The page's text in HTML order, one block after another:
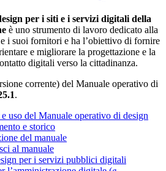
per i siti e i servizi digitali della
è uno strumento di lavoro dedicato alla
i suoi fornitori e ha l’obiettivo di fornire
e migliorare la progettazione e la
digitali verso la cittadinanza.
corrente) del Manuale operativo di
.
uso del Manuale operativo di design
e storico
del manuale
al manuale
per i servizi pubblici digitali